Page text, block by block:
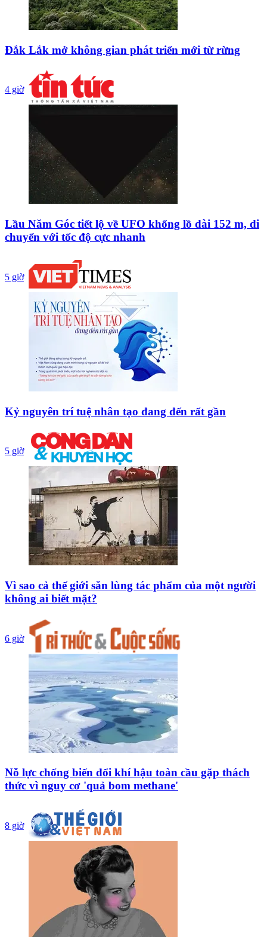
Đắk Lắk mở không gian phát triển mới từ rừng
4 giờ
Lầu Năm Góc tiết lộ về UFO khổng lồ dài 152 m, di
chuyển với tốc độ cực nhanh
5 giờ
Kỷ nguyên trí tuệ nhân tạo đang đến rất gần
5 giờ
Vì sao cả thế giới săn lùng tác phẩm của một người
không ai biết mặt?
6 giờ
Nỗ lực chống biến đổi khí hậu toàn cầu gặp thách
thức vì nguy cơ 'quả bom methane'
8 giờ